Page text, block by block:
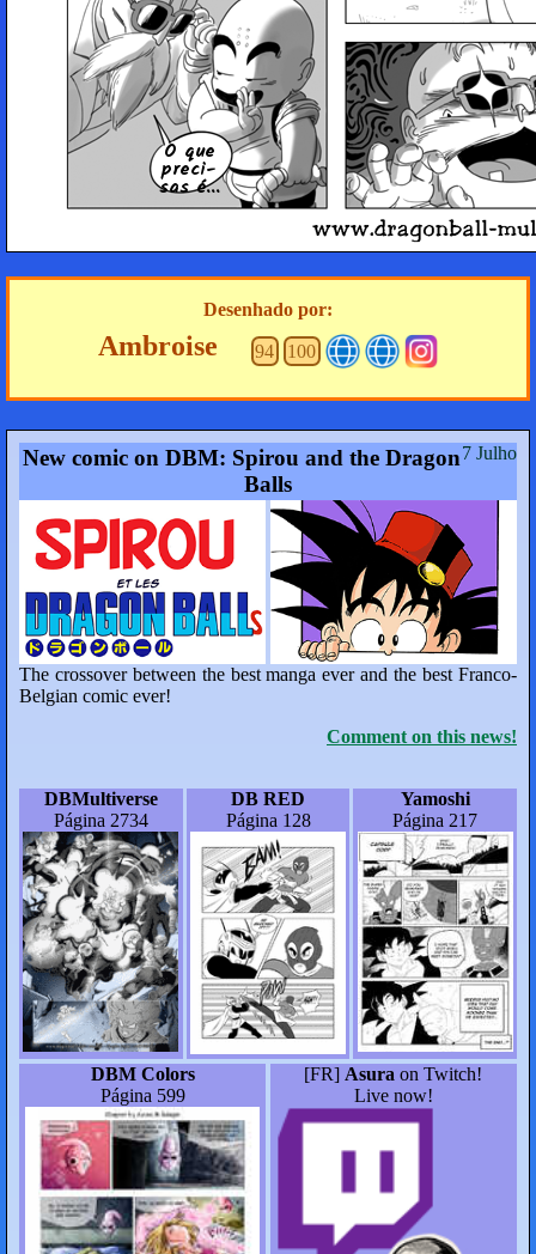
O que
pre­ci­
sas é...
Desenhado por:
Ambroise 94 100
7 Julho
New comic on DBM: Spirou and the Dragon
Balls
The crossover between the best manga ever and the best Franco-
Belgian comic ever!
Comment on this news!
DBMultiverse
Página 2734
DB RED
Página 128
Yamoshi
Página 217
DBM Colors
Página 599
[FR] Asura on Twitch!
Live now!